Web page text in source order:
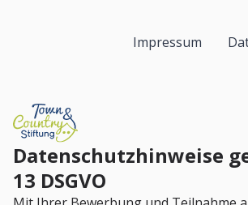
Impressum
Datenschutzhinweise
13 DSGVO